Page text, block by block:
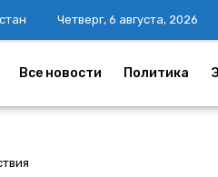
Четверг, 6 августа, 2026
Все новости Политика